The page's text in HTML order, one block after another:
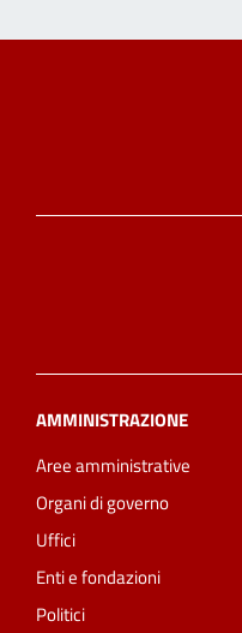
AMMINISTRAZIONE
Aree amministrative
Organi di governo
Uffici
Enti e fondazioni
Politici